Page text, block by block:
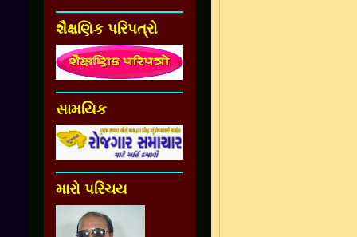
શૈક્ષણિક પરિપત્રો
સામયિક
મારો પરિચય